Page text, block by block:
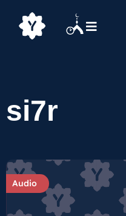
si7r
Audio